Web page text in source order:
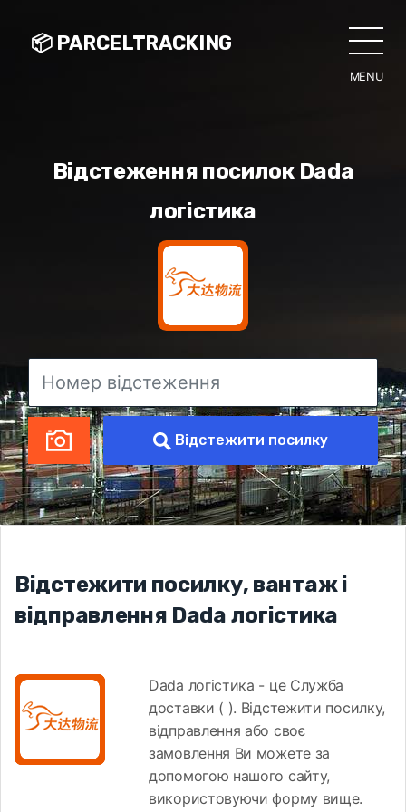
MENU
📦 PARCELTRACKING
Відстеження посилок Dada
логістика
Відстежити посилку
Відстежити посилку, вантаж і
відправлення Dada логістика
Dada логістика - це Служба
доставки ( ). Відстежити посилку,
відправлення або своє
замовлення Ви можете за
допомогою нашого сайту,
використовуючи форму вище.